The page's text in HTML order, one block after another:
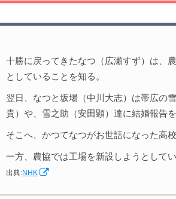
3.『なつぞら』第19週110話まとめ
十勝に戻ってきたなつ（広瀬すず）は、
としていることを知る。
翌日、なつと坂場（中川大志）は帯広の
貴）や、雪之助（安田顕）達に結婚報告
そこへ、かつてなつがお世話になった高
一方、農協では工場を新設しようとして
出典:NHK